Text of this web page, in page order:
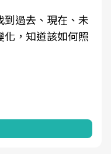
過去、現在、未
，知道該如何照